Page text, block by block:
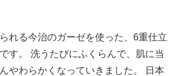
れる今治のガーゼを使った、6重仕立
す。 洗うたびにふくらんで、肌に当
やわらかくなっていきました。 日本